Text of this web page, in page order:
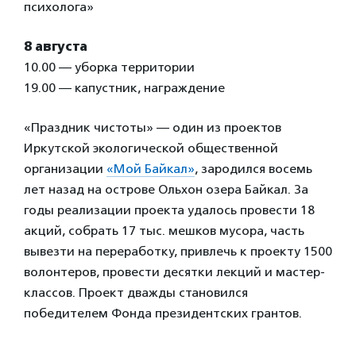
психолога»
8 августа
10.00 — уборка территории
19.00 — капустник, награждение
«Праздник чистоты» — один из проектов
Иркутской экологической общественной
организации «Мой Байкал», зародился восемь
лет назад на острове Ольхон озера Байкал. За
годы реализации проекта удалось провести 18
акций, собрать 17 тыс. мешков мусора, часть
вывезти на переработку, привлечь к проекту 1500
волонтеров, провести десятки лекций и мастер-
классов. Проект дважды становился
победителем Фонда президентских грантов.